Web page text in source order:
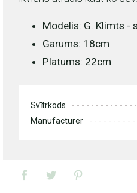
Modelis: G. Klimts -
Garums: 18cm
Platums: 22cm
Svītrkods
Manufacturer